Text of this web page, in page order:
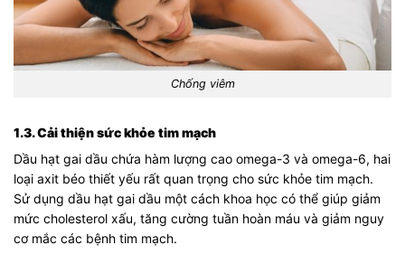
Chống viêm
1.3. Cải thiện sức khỏe tim mạch
Dầu hạt gai dầu chứa hàm lượng cao omega-3 và omega-6, hai
loại axit béo thiết yếu rất quan trọng cho sức khỏe tim mạch.
Sử dụng dầu hạt gai dầu một cách khoa học có thể giúp giảm
mức cholesterol xấu, tăng cường tuần hoàn máu và giảm nguy
cơ mắc các bệnh tim mạch.